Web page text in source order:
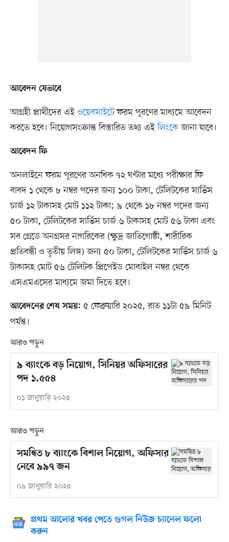
আবেদন যেভাবে
আগ্রহী প্রার্থীদের এইওয়েবসাইটেফরম পূরণের মাধ্যমে আবেদন
করতে হবে। নিয়োগসংক্রান্ত বিস্তারিত তথ্য এইলিংকেজানা যাবে।
আবেদন ফি
অনলাইনে ফরম পূরণের অনধিক ৭২ ঘণ্টার মধ্যে পরীক্ষার ফি
বাবদ ১ থেকে ৮ নম্বর পদের জন্য ১০০ টাকা, টেলিটকের সার্ভিস
চার্জ ১২ টাকাসহ মোট ১১২ টাকা; ৯ থেকে ১৮ নম্বর পদের জন্য
৫০ টাকা, টেলিটকের সার্ভিস চার্জ ৬ টাকাসহ মোট ৫৬ টাকা এবং
সব গ্রেডে অনগ্রসর নাগরিকের (ক্ষুদ্র জাতিগোষ্ঠী, শারীরিক
প্রতিবন্ধী ও তৃতীয় লিঙ্গ) জন্য ৫০ টাকা, টেলিটকের সার্ভিস চার্জ ৬
টাকাসহ মোট ৫৬ টেলিটক প্রিপেইড মোবাইল নম্বর থেকে
এসএমএসের মাধ্যমে জমা দিতে হবে।
আবেদনের শেষ সময়: ৫ ফেব্রুয়ারি ২০২৫, রাত ১১টা ৫৯ মিনিট
পর্যন্ত।
আরও পড়ুন
৯ ব্যাংকে বড় নিয়োগ, সিনিয়র অফিসারের
পদ ১,৫৫৪
০১ জানুয়ারি ২০২৫
আরও পড়ুন
সমন্বিত ৮ ব্যাংকে বিশাল নিয়োগ, অফিসার
নেবে ৯৯৭ জন
০৯ জানুয়ারি ২০২৫
প্রথম আলোর খবর পেতে গুগল নিউজ চ্যানেল ফলো
করুন